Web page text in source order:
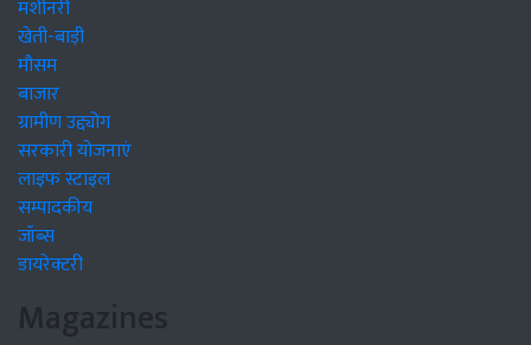
मशीनरी
खेती-बाड़ी
मौसम
बाजार
ग्रामीण उद्द्योग
सरकारी योजनाएं
लाइफ स्टाइल
सम्पादकीय
जॉब्स
डायरेक्टरी
Magazines